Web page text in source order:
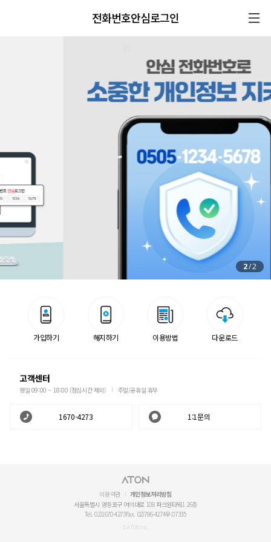
전화번호안심로그인
2/2
가입하기 해지하기 이용방법 다운로드
고객센터
평일 09:00 ~ 18:00 (점심시간 제외) 주말/공휴일 휴무
1670-4273 1:1문의
이용약관
개인정보처리방침
서울특별시 영등포구 여의대로 108 파크원타워1 26층
Tel. 02)1670-4273Fax. 02)786-4274우.07335
© ATON Inc.